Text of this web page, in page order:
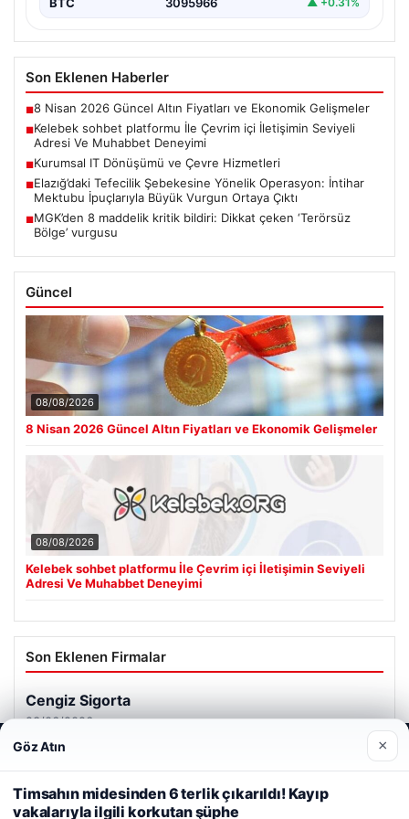
Son Eklenen Haberler
■8 Nisan 2026 Güncel Altın Fiyatları ve Ekonomik Gelişmeler
■Kelebek sohbet platformu İle Çevrim içi İletişimin Seviyeli
Adresi Ve Muhabbet Deneyimi
■Kurumsal IT Dönüşümü ve Çevre Hizmetleri
■Elazığ’daki Tefecilik Şebekesine Yönelik Operasyon: İntihar
Mektubu İpuçlarıyla Büyük Vurgun Ortaya Çıktı
■MGK’den 8 maddelik kritik bildiri: Dikkat çeken ‘Terörsüz
Bölge’ vurgusu
Güncel
08/08/2026
8 Nisan 2026 Güncel Altın Fiyatları ve Ekonomik Gelişmeler
08/08/2026
Kelebek sohbet platformu İle Çevrim içi İletişimin Seviyeli
Adresi Ve Muhabbet Deneyimi
Son Eklenen Firmalar
Cengiz Sigorta
23/06/2026
Web sitemizi nasıl kullandığınızı daha iyi anlayabilmek,
deneyiminizi kişiselleştirmek ve geliştirmek amacıyla çerezler
kullanıyoruz.
Çerez Politikamız
Reddet Kabul Et
Göz Atın ×
Timsahın midesinden 6 terlik çıkarıldı! Kayıp
vakalarıyla ilgili korkutan şüphe